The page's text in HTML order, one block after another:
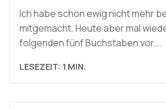
Ich habe schon ewig nicht mehr
mitgemacht. Heute aber mal
folgenden fünf Buchstaben vor.…
LESEZEIT: 1 MIN.